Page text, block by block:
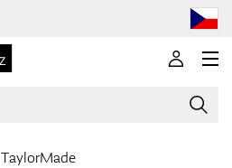
TaylorMade